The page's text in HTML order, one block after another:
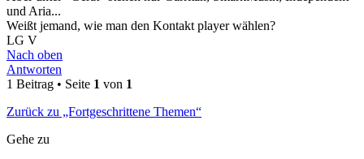
und Aria...
Weißt jemand, wie man den Kontakt player wählen?
LG V
Nach oben
Antworten
1 Beitrag • Seite 1 von 1
Zurück zu „Fortgeschrittene Themen“
Gehe zu